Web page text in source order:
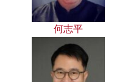
何志平